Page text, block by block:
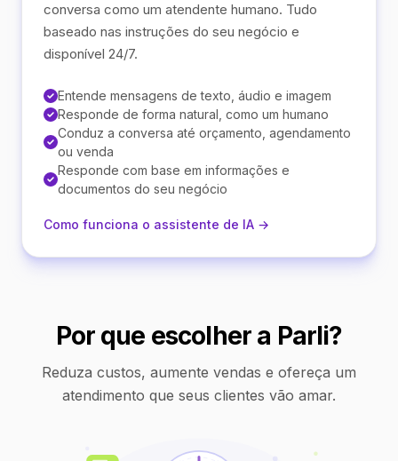
conversa como um atendente humano. Tudo
baseado nas instruções do seu negócio e
disponível 24/7.
Entende mensagens de texto, áudio e imagem
Responde de forma natural, como um humano
Conduz a conversa até orçamento, agendamento
ou venda
Responde com base em informações e
documentos do seu negócio
Como funciona o assistente de IA →
Por que escolher a Parli?
Reduza custos, aumente vendas e ofereça um
atendimento que seus clientes vão amar.